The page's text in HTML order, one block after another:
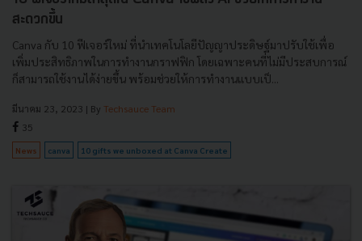
สะดวกขึ้น
Canva กับ 10 ฟีเจอร์ใหม่ ที่นำเทคโนโลยีปัญญาประดิษฐ์มาปรับใช้เพื่อ
เพิ่มประสิทธิภาพในการทำงานกราฟฟิก โดยเฉพาะคนที่ไม่มีประสบการณ์
ก็สามารถใช้งานได้ง่ายขึ้น พร้อมช่วยให้การทำงานแบบเป็...
มีนาคม 23, 2023 | By Techsauce Team
35
News canva 10 gifts we unboxed at Canva Create